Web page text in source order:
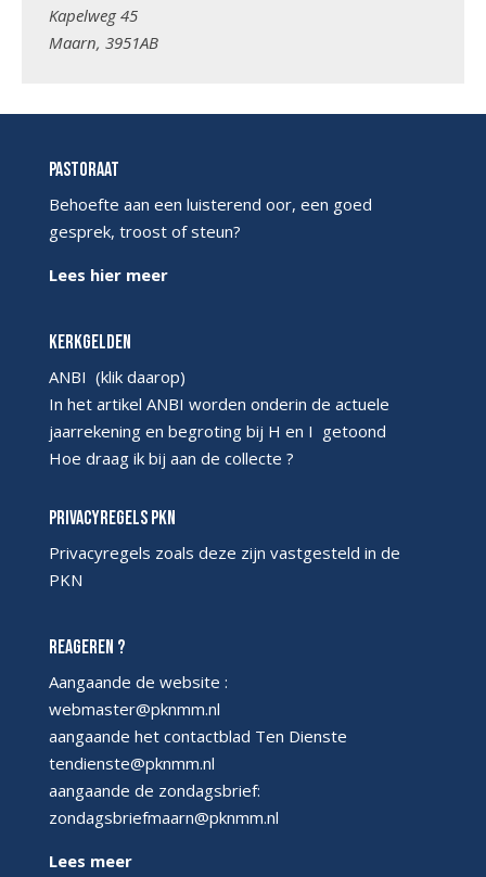
Kapelweg 45
Maarn, 3951AB
Pastoraat
Behoefte aan een luisterend oor, een goed
gesprek, troost of steun?
Lees hier meer
Kerkgelden
ANBI (klik daarop)
In het artikel ANBI worden onderin de actuele
jaarrekening en begroting bij H en I getoond
Hoe draag ik bij aan de collecte ?
Privacyregels PKN
Privacyregels zoals deze zijn vastgesteld in de
PKN
Reageren ?
Aangaande de website :
webmaster@pknmm.nl
aangaande het contactblad Ten Dienste
tendienste@pknmm.nl
aangaande de zondagsbrief:
zondagsbriefmaarn@pknmm.nl
Lees meer